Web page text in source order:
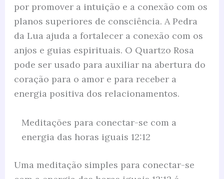
por promover a intuição e a conexão com os
planos superiores de consciência. A Pedra
da Lua ajuda a fortalecer a conexão com os
anjos e guias espirituais. O Quartzo Rosa
pode ser usado para auxiliar na abertura do
coração para o amor e para receber a
energia positiva dos relacionamentos.
Meditações para conectar-se com a
energia das horas iguais 12:12
Uma meditação simples para conectar-se